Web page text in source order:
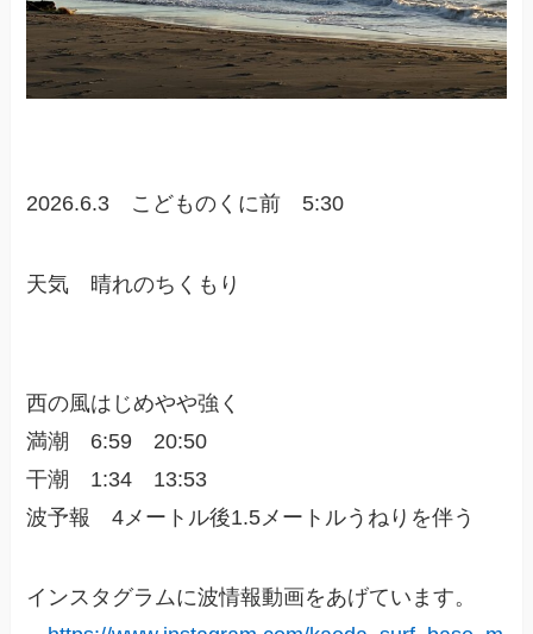
2026.6.3 こどものくに前 5:30
天気 晴れのちくもり
西の風はじめやや強く
満潮 6:59 20:50
干潮 1:34 13:53
波予報 4メートル後1.5メートルうねりを伴う
インスタグラムに波情報動画をあげています。